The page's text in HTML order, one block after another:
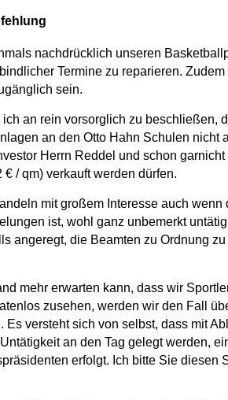
nachdrücklich unseren
Termine zu reparieren.
sein.
an rein vorsorglich zu beschließen,
an den Otto Hahn Schulen nicht
Herrn Reddel und schon garnicht
/ qm) verkauft werden dürfen.
mit großem Interesse auch wenn
ist, wohl ganz unbemerkt
angeregt, die Beamten zu Ordnung
mehr erwarten kann, dass wir
zusehen, werden wir den Fall
Es versteht sich von selbst, dass mit
an den Tag gelegt werden,
erfolgt. Ich bitte Sie diesen